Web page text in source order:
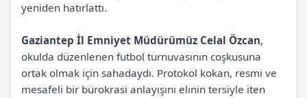
yeniden hatırlattı.
Gaziantep İl Emniyet Müdürümüz Celal Özcan,
okulda düzenlenen futbol turnuvasının coşkusuna
ortak olmak için sahadaydı. Protokol kokan, resmi ve
mesafeli bir bürokrasi anlayışını elinin tersiyle iten